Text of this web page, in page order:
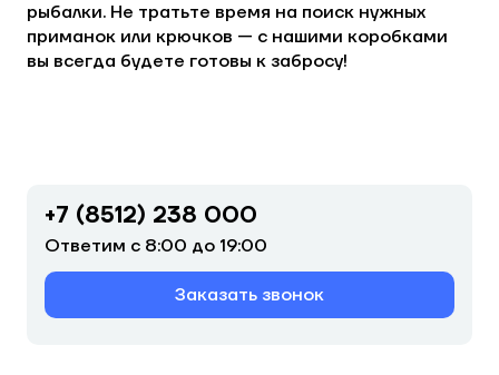
рыбалки. Не тратьте время на поиск нужных
приманок или крючков — с нашими коробками
вы всегда будете готовы к забросу!
+7 (8512) 238 000
Ответим с 8:00 до 19:00
Заказать звонок